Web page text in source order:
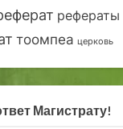
рефераты
тоомпеа церковь
Магистрату!